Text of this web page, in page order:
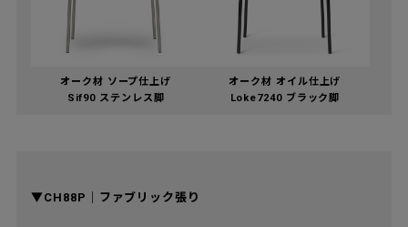
オーク材 ソープ仕上げ
Sif90 ステンレス脚
オーク材 オイル仕上げ
Loke7240 ブラック脚
▼CH88P｜ファブリック張り